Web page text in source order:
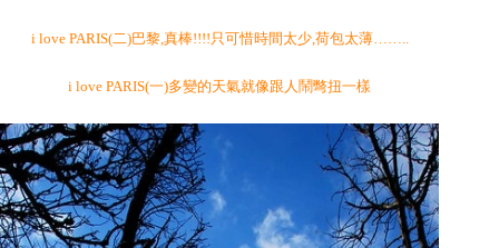
i love PARIS(二)巴黎,真棒!!!!只可惜時間太少,荷包太薄……..
i love PARIS(一)多變的天氣就像跟人鬧彆扭一樣